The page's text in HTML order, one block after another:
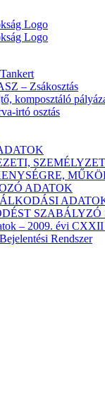
– Zsákosztás
komposztáló
irtó osztás
ADATOK
– 2009. évi
Rendszer